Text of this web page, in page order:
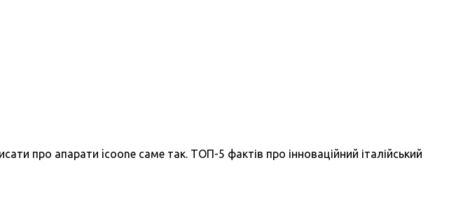
про апарати icoone саме так. ТОП-5 фактів про інноваційний італійський